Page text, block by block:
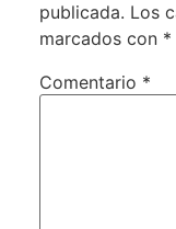
publicada. Los
marcados con *
Comentario *